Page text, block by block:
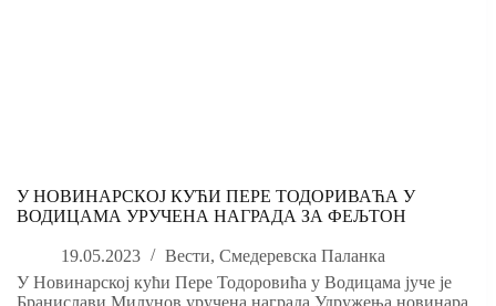
У НОВИНАРСКОЈ КУЋИ ПЕРЕ ТОДОРИВАЋА У
ВОДИЦАМА УРУЧЕНА НАГРАДА ЗА ФЕЉТОН
19.05.2023 Вести, Смедеревска Паланка
У Новинарској кући Пере Тодоровића у Водицама јуче је